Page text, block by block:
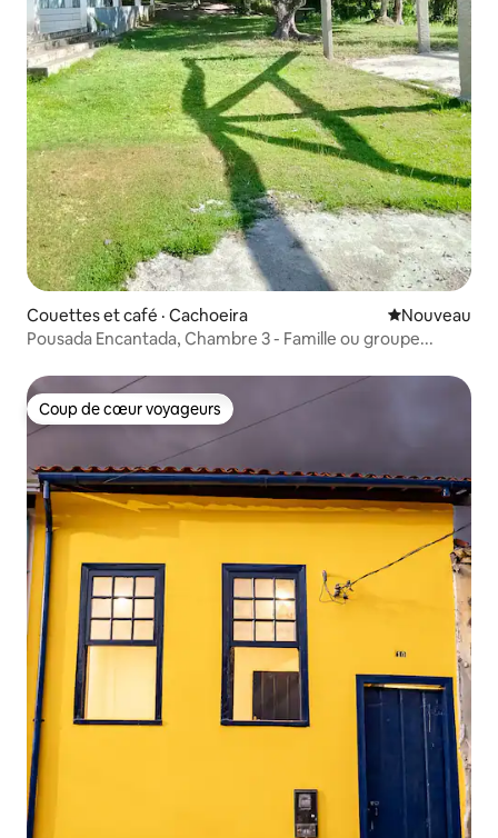
Couettes et café · Cachoeira Nouvel
Nouveau
Pousada Encantada, Chambre 3 - Famille ou groupe...
Coup de cœur voyageurs
Coup de cœur voyageurs